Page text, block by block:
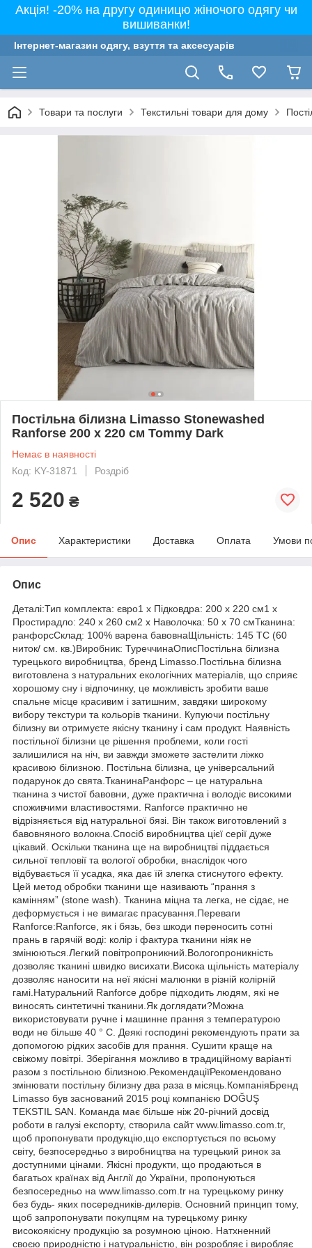
Акція! -20% на другу одиницю жіночого одягу чи
вишиванки!
Інтернет-магазин одягу, взуття та аксесуарів
Товари та послуги Текстильні товари для дому
Постільна білизна Limasso Stonewashed
Ranforse 200 х 220 см Tommy Dark
Немає в наявності
Код: KY-31871
Роздріб
2 520 ₴
Опис Характеристики Доставка Оплата Умови
Опис
Деталі:Тип комплекта: євро1 х Підковдра: 200 х 220 см1 х
Простирадло: 240 х 260 см2 х Наволочка: 50 х 70 смТканина:
ранфорсСклад: 100% варена бавовнаЩільність: 145 TC (60
ниток/ см. кв.)Виробник: ТуреччинаОписПостільна білизна
турецького виробництва, бренд Limasso.Постільна білизна
виготовлена з натуральних екологічних матеріалів, що сприяє
хорошому сну і відпочинку, це можливість зробити ваше
спальне місце красивим і затишним, завдяки широкому
вибору текстури та кольорів тканини. Купуючи постільну
білизну ви отримуєте якісну тканину і сам продукт. Наявність
постільної білизни це рішення проблеми, коли гості
залишилися на ніч, ви завжди зможете застелити ліжко
красивою білизною. Постільна білизна, це універсальний
подарунок до свята.ТканинаРанфорс – це натуральна
тканина з чистої бавовни, дуже практична і володіє високими
споживчими властивостями. Ranforce практично не
відрізняється від натуральної бязі. Він також виготовлений з
бавовняного волокна.Спосіб виробництва цієї серії дуже
цікавий. Оскільки тканина ще на виробництві піддається
сильної тепловії та вологої обробки, внаслідок чого
відбувається її усадка, яка дає їй злегка стиснутого ефекту.
Цей метод обробки тканини ще називають “прання з
камінням” (stone wash). Тканина міцна та легка, не сідає, не
деформується і не вимагає прасування.Переваги
Ranforce:Ranforce, як і бязь, без шкоди переносить сотні
прань в гарячій воді: колір і фактура тканини ніяк не
змінюються.Легкий повітропроникний.Вологопроникність
дозволяє тканині швидко висихати.Висока щільність матеріалу
дозволяє наносити на неї якісні малюнки в різній колірній
гамі.Натуральний Ranforce добре підходить людям, які не
виносять синтетичні тканини.Як доглядати?Можна
використовувати ручне і машинне прання з температурою
води не більше 40 ° C. Деякі господині рекомендують прати за
допомогою рідких засобів для прання. Сушити краще на
свіжому повітрі. Зберігання можливо в традиційному варіанті
разом з постільною білизною.РекомендаціїРекомендовано
змінювати постільну білизну два раза в місяць.КомпаніяБренд
Limasso був заснований 2015 році компанією DOĞUŞ
TEKSTIL SAN. Команда має більше ніж 20-річний досвід
роботи в галузі експорту, створила сайт www.limasso.com.tr,
щоб пропонувати продукцію,що експортується по всьому
світу, безпосередньо з виробництва на турецький ринок за
доступними цінами. Якісні продукти, що продаються в
багатьох країнах від Англії до України, пропонуються
безпосередньо на www.limasso.com.tr на турецькому ринку
без будь- яких посередників-дилерів. Основний принцип тому,
щоб запропонувати покупцям на турецькому ринку
високоякісну продукцію за розумною ціною. Натхненний
своєю природністю і натуральністю, він розробляє і виробляє